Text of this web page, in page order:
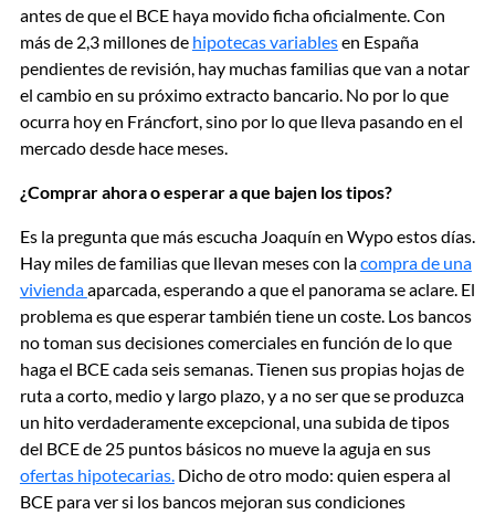
antes de que el BCE haya movido ficha oficialmente. Con
más de 2,3 millones de hipotecas variablesen España
pendientes de revisión, hay muchas familias que van a notar
el cambio en su próximo extracto bancario. No por lo que
ocurra hoy en Fráncfort, sino por lo que lleva pasando en el
mercado desde hace meses.
¿Comprar ahora o esperar a que bajen los tipos?
Es la pregunta que más escucha Joaquín en Wypo estos días.
Hay miles de familias que llevan meses con lacompra de una
viviendaaparcada, esperando a que el panorama se aclare. El
problema es que esperar también tiene un coste. Los bancos
no toman sus decisiones comerciales en función de lo que
haga el BCE cada seis semanas. Tienen sus propias hojas de
ruta a corto, medio y largo plazo, y a no ser que se produzca
un hito verdaderamente excepcional, una subida de tipos
del BCE de 25 puntos básicos no mueve la aguja en sus
ofertas hipotecarias.Dicho de otro modo: quien espera al
BCE para ver si los bancos mejoran sus condiciones